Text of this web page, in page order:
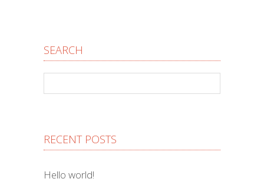
SEARCH
RECENT POSTS
Hello world!